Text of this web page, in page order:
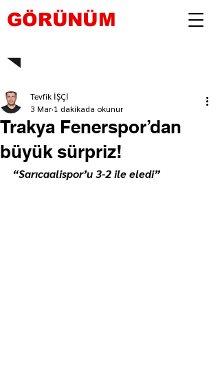
GÖRÜNÜM
Trakya Fenerspor’dan
büyük sürpriz!
Tevfik İŞÇİ
3 Mar 1 dakikada okunur
“Sarıcaalispor’u 3-2 ile eledi”